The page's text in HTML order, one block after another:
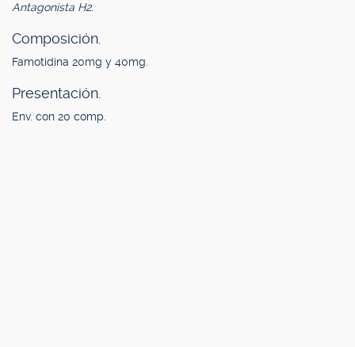
Antagonista H2.
Composición.
Famotidina 20mg y 40mg.
Presentación.
Env. con 20 comp.